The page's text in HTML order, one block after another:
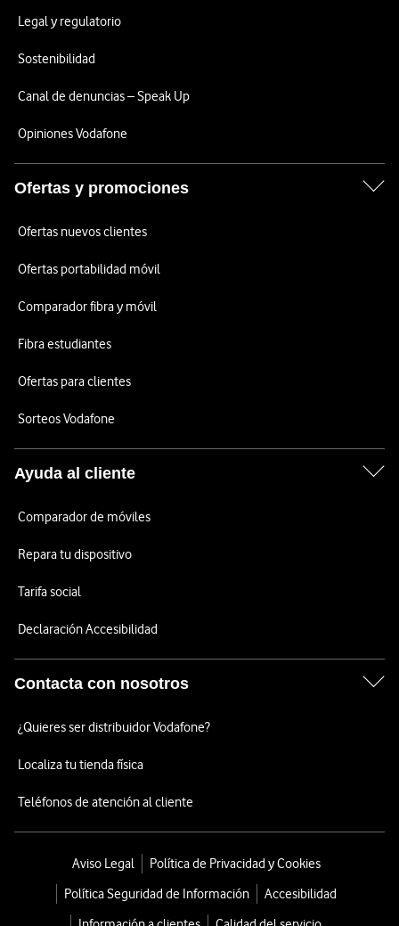
Legal y regulatorio
Sostenibilidad
Canal de denuncias – Speak Up
Opiniones Vodafone
Ofertas y promociones
Ofertas nuevos clientes
Ofertas portabilidad móvil
Comparador fibra y móvil
Fibra estudiantes
Ofertas para clientes
Sorteos Vodafone
Ayuda al cliente
Comparador de móviles
Repara tu dispositivo
Tarifa social
Declaración Accesibilidad
Contacta con nosotros
¿Quieres ser distribuidor Vodafone?
Localiza tu tienda física
Teléfonos de atención al cliente
Aviso Legal
Política de Privacidad y Cookies
Política Seguridad de Información
Accesibilidad